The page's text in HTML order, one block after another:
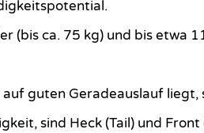
(bis ca. 75 kg) und bis etwa
guten Geradeauslauf
sind Heck (Tail) und Front